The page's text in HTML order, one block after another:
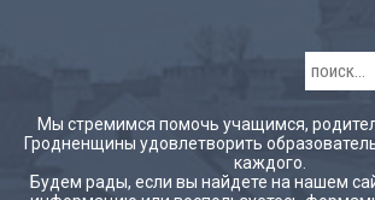
Мы стремимся помочь учащимся,
Гродненщины удовлетворить
каждого.
Будем рады, если вы найдете на нашем